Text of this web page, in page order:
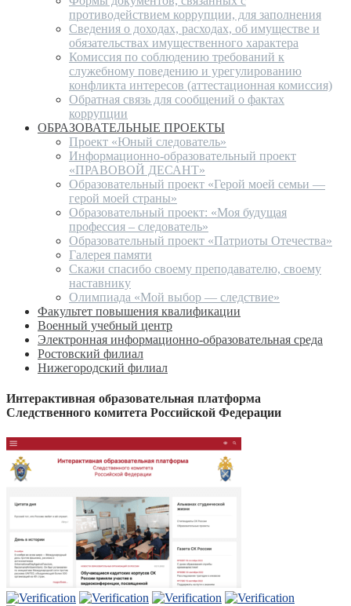
противодействием коррупции, для заполнения
Сведения о доходах, расходах, об имуществе и
обязательствах имущественного характера
Комиссия по соблюдению требований к
служебному поведению и урегулированию
конфликта интересов (аттестационная комиссия)
Обратная связь для сообщений о фактах
коррупции
ОБРАЗОВАТЕЛЬНЫЕ ПРОЕКТЫ
Проект «Юный следователь»
Информационно-образовательный проект
«ПРАВОВОЙ ДЕСАНТ»
Образовательный проект «Герой моей семьи —
герой моей страны»
Образовательный проект: «Моя будущая
профессия – следователь»
Образовательный проект «Патриоты Отечества»
Галерея памяти
Скажи спасибо своему преподавателю, своему
наставнику
Олимпиада «Мой выбор — следствие»
Факультет повышения квалификации
Военный учебный центр
Электронная информационно-образовательная среда
Ростовский филиал
Нижегородский филиал
Интерактивная образовательная платформа
Следственного комитета Российской Федерации